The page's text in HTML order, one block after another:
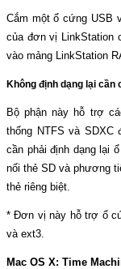
Cắm một ổ cứng USB
của đơn vị LinkStation
vào mảng LinkStation
Không định dạng lại cần
Bộ phận này hỗ trợ
thống NTFS và
cần phải định dạng lại
nối thẻ SD và phương
thẻ riêng biệt.
* Đơn vị này hỗ trợ ổ
và ext3.
Mac OS X: Time